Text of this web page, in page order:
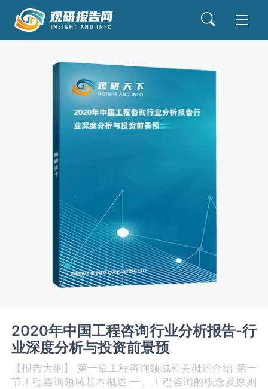
2020年中国工程咨询行业分析报告-行
业深度分析与投资前景预
【报告大纲】 第一章工程咨询领域相关概述介绍 第一
节工程咨询领域基本概述 一、工程咨询的概念及原则